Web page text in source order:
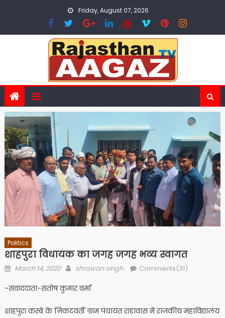
Friday, August 07, 2026
Politics
शाहपुरा विधायक का जगह जगह भव्य स्वागत
Posted
March 14, 2020 Author
shrawan singh Comments(31)
-संवाददाता-संतोष कुमार वर्मा
शाहपुरा कस्बे के निकटवर्ती ग्राम पंचायत राडावास में राजकीय महाविद्यालय